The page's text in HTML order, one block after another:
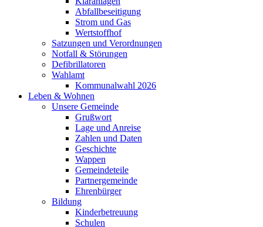
Abfallbeseitigung
Strom und Gas
Wertstoffhof
Satzungen und Verordnungen
Notfall & Störungen
Defibrillatoren
Wahlamt
Kommunalwahl 2026
Leben & Wohnen
Unsere Gemeinde
Grußwort
Lage und Anreise
Zahlen und Daten
Geschichte
Wappen
Gemeindeteile
Partnergemeinde
Ehrenbürger
Bildung
Kinderbetreuung
Schulen